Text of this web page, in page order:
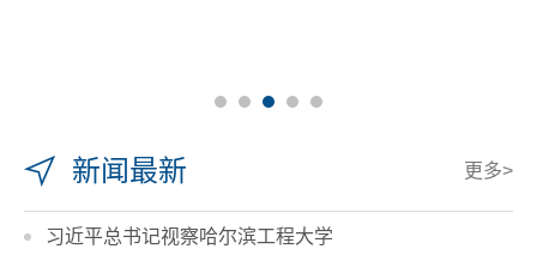
新闻最新 更多>
习近平总书记视察哈尔滨工程大学